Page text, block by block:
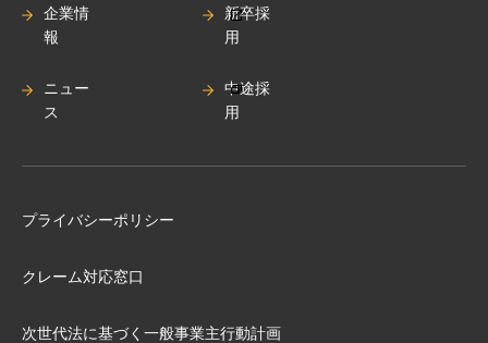
企業情
報
ニュー
ス
新卒採
用
中途採
用
プライバシーポリシー
クレーム対応窓口
次世代法に基づく⼀般事業主⾏動計画